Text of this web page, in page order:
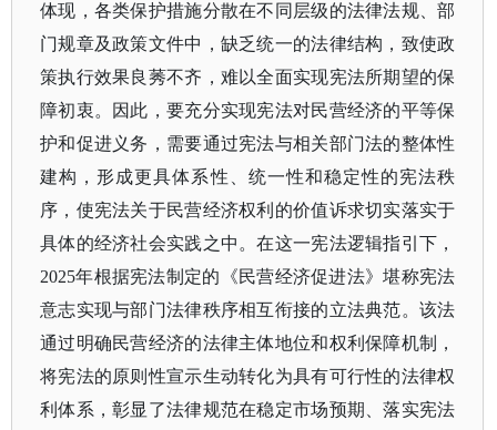
体现，各类保护措施分散在不同层级的法律法规、部
门规章及政策文件中，缺乏统一的法律结构，致使政
策执行效果良莠不齐，难以全面实现宪法所期望的保
障初衷。因此，要充分实现宪法对民营经济的平等保
护和促进义务，需要通过宪法与相关部门法的整体性
建构，形成更具体系性、统一性和稳定性的宪法秩
序，使宪法关于民营经济权利的价值诉求切实落实于
具体的经济社会实践之中。在这一宪法逻辑指引下，
2025年根据宪法制定的《民营经济促进法》堪称宪法
意志实现与部门法律秩序相互衔接的立法典范。该法
通过明确民营经济的法律主体地位和权利保障机制，
将宪法的原则性宣示生动转化为具有可行性的法律权
利体系，彰显了法律规范在稳定市场预期、落实宪法